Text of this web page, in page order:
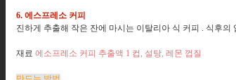
6. 에스프레소 커피
진하게 추출해 작은 잔에 마시는 이탈리아 식 커피 . 식후
재료 에소프레소 커피 추출액 1 컵, 설탕, 레몬 껍질